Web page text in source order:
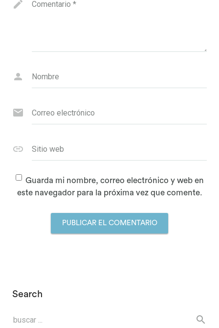
Comentario *
Nombre
Correo electrónico
Sitio web
Guarda mi nombre, correo electrónico y web en
este navegador para la próxima vez que comente.
Search